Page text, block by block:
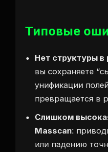
Типовые
Нет структуры в
вы сохраняете
унификации
превращается в
Слишком
Masscan:
или падению